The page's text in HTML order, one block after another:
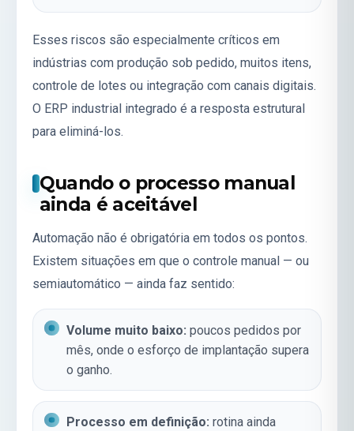
Esses riscos são especialmente críticos em
indústrias com produção sob pedido, muitos itens,
controle de lotes ou integração com canais digitais.
O ERP industrial integrado é a resposta estrutural
para eliminá-los.
Quando o processo manual
ainda é aceitável
Automação não é obrigatória em todos os pontos.
Existem situações em que o controle manual — ou
semiautomático — ainda faz sentido:
Volume muito baixo: poucos pedidos por
mês, onde o esforço de implantação supera
o ganho.
Processo em definição: rotina ainda